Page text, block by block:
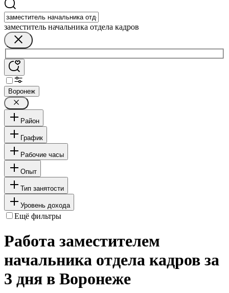
заместитель начальника отдела кадров
Воронеж
Район
График
Рабочие часы
Опыт
Тип занятости
Уровень дохода
Ещё фильтры
Работа заместителем
начальника отдела кадров за
3 дня в Воронеже